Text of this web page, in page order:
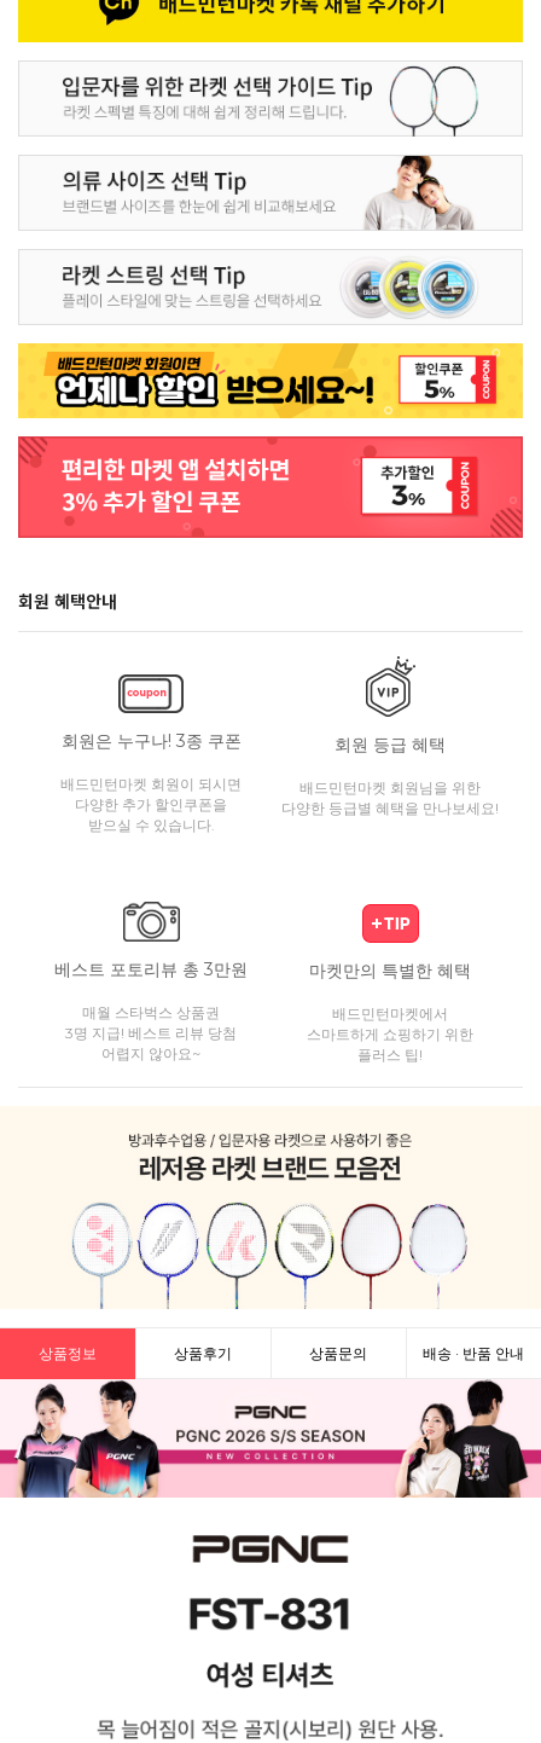
회원 혜택안내
회원은 누구나! 3종 쿠폰
배드민턴마켓 회원이 되시면
다양한 추가 할인쿠폰을
받으실 수 있습니다.
회원 등급 혜택
배드민턴마켓 회원님을 위한
다양한 등급별 혜택을 만나보세요!
베스트 포토리뷰 총 3만원
매월 스타벅스 상품권
3명 지급! 베스트 리뷰 당첨
어렵지 않아요~
마켓만의 특별한 혜택
배드민턴마켓에서
스마트하게 쇼핑하기 위한
플러스 팁!
상품정보 상품후기 상품문의 배송 · 반품 안내